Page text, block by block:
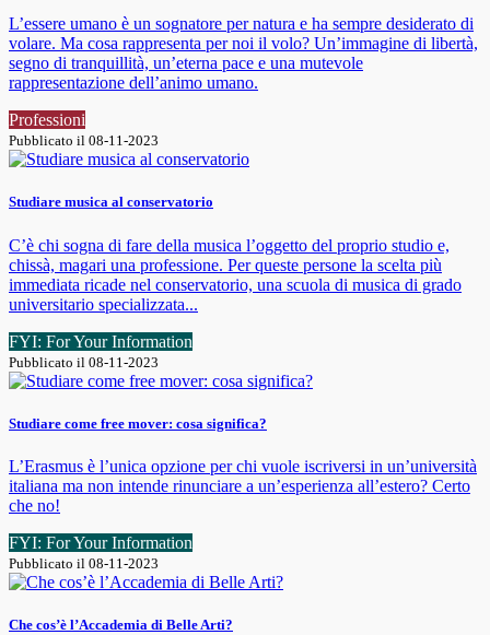
L’essere umano è un sognatore per natura e ha sempre desiderato di
volare. Ma cosa rappresenta per noi il volo? Un’immagine di libertà,
segno di tranquillità, un’eterna pace e una mutevole
rappresentazione dell’animo umano.
Professioni
Pubblicato il 08-11-2023
Studiare musica al conservatorio
C’è chi sogna di fare della musica l’oggetto del proprio studio e,
chissà, magari una professione. Per queste persone la scelta più
immediata ricade nel conservatorio, una scuola di musica di grado
universitario specializzata...
FYI: For Your Information
Pubblicato il 08-11-2023
Studiare come free mover: cosa significa?
L’Erasmus è l’unica opzione per chi vuole iscriversi in un’università
italiana ma non intende rinunciare a un’esperienza all’estero? Certo
che no!
FYI: For Your Information
Pubblicato il 08-11-2023
Che cos’è l’Accademia di Belle Arti?